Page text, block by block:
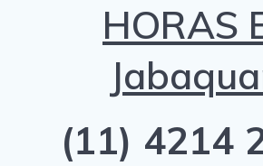
HORAS
(11) 4214